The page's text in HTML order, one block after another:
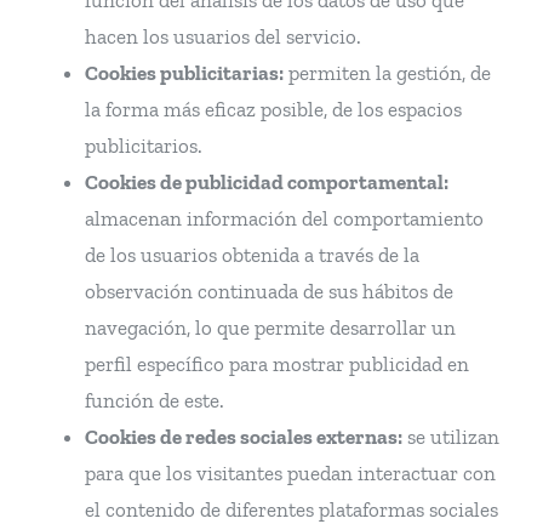
hacen los usuarios del servicio.
Cookies publicitarias: permiten la gestión, de
la forma más eficaz posible, de los espacios
publicitarios.
Cookies de publicidad comportamental:
almacenan información del comportamiento
de los usuarios obtenida a través de la
observación continuada de sus hábitos de
navegación, lo que permite desarrollar un
perfil específico para mostrar publicidad en
función de este.
Cookies de redes sociales externas: se utilizan
para que los visitantes puedan interactuar con
el contenido de diferentes plataformas sociales